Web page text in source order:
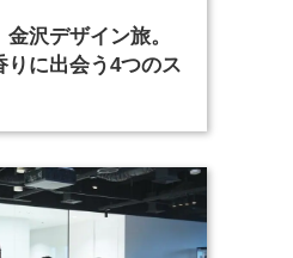
沢デザイン旅。
りに出会う4つのス